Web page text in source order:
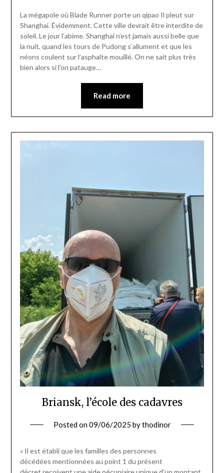
La mégapole où Blade Runner porte un qipao Il pleut sur
Shanghai. Évidemment. Cette ville devrait être interdite de
soleil. Le jour l’abime. Shanghai n’est jamais aussi belle que
la nuit, quand les tours de Pudong s’allument et que les
néons coulent sur l’asphalte mouillé. On ne sait plus très
bien alors si l’on patauge…
Read more
Briansk, l’école des cadavres
Posted on09/06/2025 bythodinor
« Il est établi que les familles des personnes
décédées mentionnées au point 1 du présent